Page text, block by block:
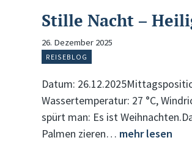
Stille Nacht –
26. Dezember 2025
REISEBLOG
Datum:
Wassertemperatur: 27 °C,
spürt man: Es ist
Palmen zieren… mehr lesen